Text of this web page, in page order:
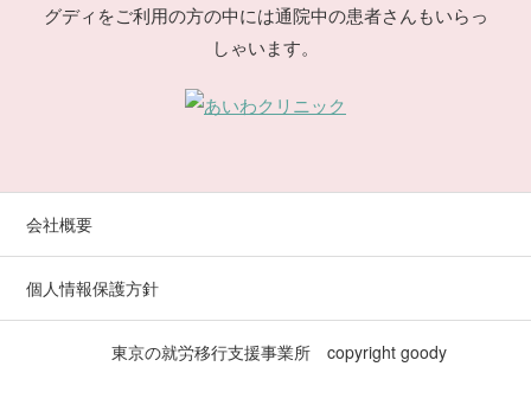
グディをご利用の方の中には通院中の患者さんもいらっ
しゃいます。
会社概要
個人情報保護方針
東京の就労移行支援事業所 copyright goody